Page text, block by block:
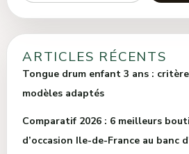
ARTICLES RÉCENTS
Tongue drum enfant 3 ans :
modèles adaptés
Comparatif 2026 : 6 meilleurs
d’occasion Ile-de-France au banc